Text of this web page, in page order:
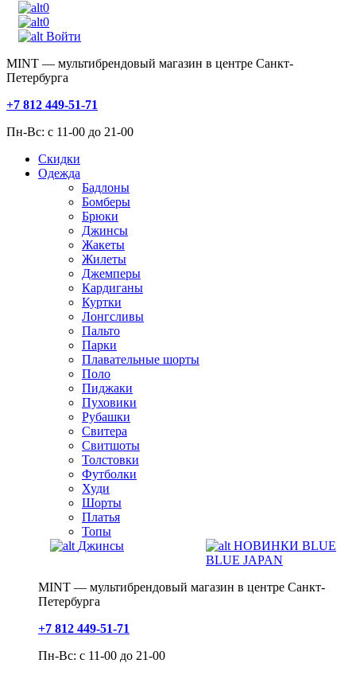
0
0
Войти
MINT — мультибрендовый магазин в центре Санкт-
Петербурга
+7 812 449-51-71
Пн-Вс: с 11-00 до 21-00
Скидки
Одежда
Бадлоны
Бомберы
Брюки
Джинсы
Жакеты
Жилеты
Джемперы
Кардиганы
Куртки
Лонгсливы
Пальто
Парки
Плавательные шорты
Поло
Пиджаки
Пуховики
Рубашки
Свитера
Свитшоты
Толстовки
Футболки
Худи
Шорты
Платья
Топы
Джинсы
НОВИНКИ BLUE
BLUE JAPAN
MINT — мультибрендовый магазин в центре Санкт-
Петербурга
+7 812 449-51-71
Пн-Вс: с 11-00 до 21-00